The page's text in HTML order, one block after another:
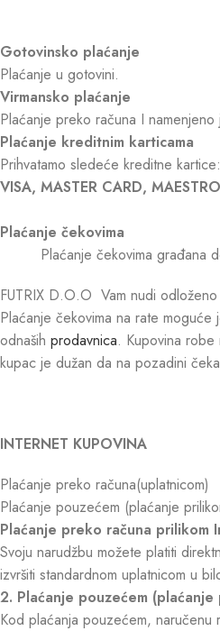
Gotovinsko plaćanje
Plaćanje u gotovini.
Virmansko plaćanje
Plaćanje preko računa I namenjeno
Plaćanje kreditnim karticama
Prihvatamo sledeće kreditne kartice:
VISA, MASTER CARD,
Plaćanje čekovima
Plaćanje čekovima građana
FUTRIX D.O.O Vam nudi
Plaćanje čekovima na rate
odnaših prodavnica. Kupovina
kupac je dužan da na pozadini
INTERNET KUPOVINA
Plaćanje preko računa(uplatnicom)
Plaćanje pouzećem (plaćanje
Plaćanje preko računa prilikom
Svoju narudžbu možete platiti
izvršiti standardnom uplatnicom u
2. Plaćanje pouzećem
Kod plaćanja pouzećem, naručenu